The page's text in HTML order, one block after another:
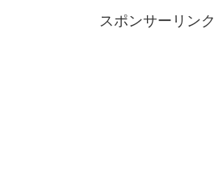
スポンサーリンク